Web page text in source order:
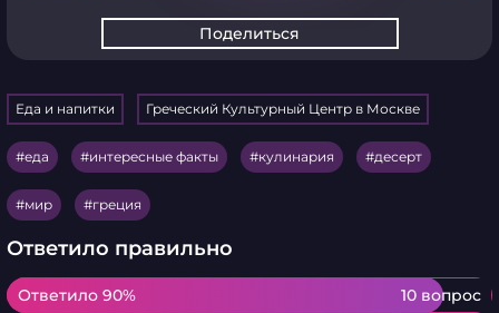
Поделиться
Еда и напитки Греческий Культурный Центр в Москве
еда интересные факты кулинария десерт
мир греция
Ответило правильно
Ответило 90% 10 вопрос
Ответило 90%